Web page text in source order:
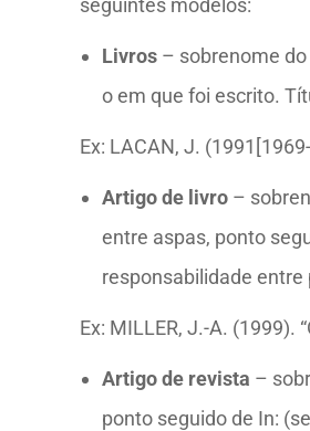
seguintes modelos:
Livros – sobrenome
o em que foi escrito.
Ex: LACAN, J.
Artigo de livro –
entre aspas, ponto
responsabilidade
Ex: MILLER, J.-A. (1999).
Artigo de revista –
ponto seguido de In: